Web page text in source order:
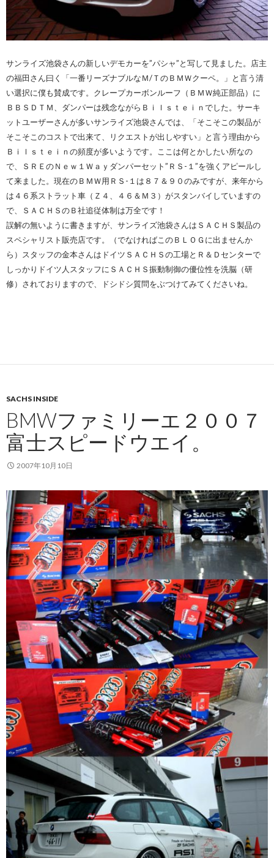
サンライズ池袋さんの新しいデモカーを”パシャ”と写して見ました。店主
の福田さん曰く「一番リーズナブルなＭ/ＴのＢＭＷクーペ。」と言う清
い選択に僕も賛成です。クレープカーボンルーフ（ＢＭＷ純正部品）に
ＢＢＳＤＴＭ、ダンパーは残念ながらＢｉｌｓｔｅｉｎでした。サーキ
ットユーザーさんが多いサンライズ池袋さんでは、「そこそこの製品が
そこそこのコストで出来て、リクエストが出しやすい」と言う理由から
Ｂｉｌｓｔｅｉｎの頻度が多いようです。ここは何とかしたい所なの
で、ＳＲＥのＮｅｗ１Ｗａｙダンパーセット”ＲＳ-１”を強くアピールし
て来ました。現在のＢＭＷ用ＲＳ-１は８７＆９０のみですが、来年から
は４６系ストラット車（Ｚ４、４６＆Ｍ３）がスタンバイしていますの
で、ＳＡＣＨＳのＢ社追従体制は万全です！
誤解の無いように書きますが、サンライズ池袋さんはＳＡＣＨＳ製品の
スペシャリスト販売店です。（でなければこのＢＬＯＧに出ませんか
ら）スタッフの金本さんはドイツＳＡＣＨＳの工場とＲ＆Ｄセンターで
しっかりドイツ人スタッフにＳＡＣＨＳ振動制御の優位性を洗脳（研
修）されておりますので、ドシドシ質問をぶつけてみてくださいね。
SACHS INSIDE
BMWファミリーエ２００７
富士スピードウエイ。
2007年10月10日